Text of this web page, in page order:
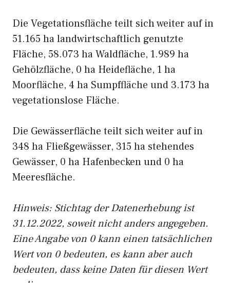
Die Vegetationsfläche teilt sich weiter auf in
51.165 ha landwirtschaftlich genutzte
Fläche, 58.073 ha Waldfläche, 1.989 ha
Gehölzfläche, 0 ha Heidefläche, 1 ha
Moorfläche, 4 ha Sumpffläche und 3.173 ha
vegetationslose Fläche.
Die Gewässerfläche teilt sich weiter auf in
348 ha Fließgewässer, 315 ha stehendes
Gewässer, 0 ha Hafenbecken und 0 ha
Meeresfläche.
Hinweis: Stichtag der Datenerhebung ist
31.12.2022, soweit nicht anders angegeben.
Eine Angabe von 0 kann einen tatsächlichen
Wert von 0 bedeuten, es kann aber auch
bedeuten, dass keine Daten für diesen Wert